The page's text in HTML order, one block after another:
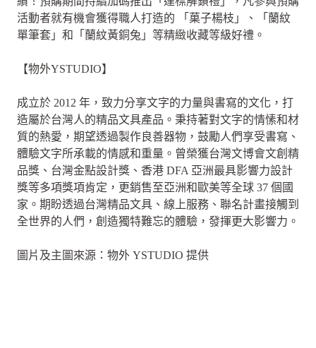
活動者就有機會獲得職人打造的 「菓子楊枝」、「蘭紋
單筆套」和「蘭紋黃銅兔」等精緻收藏等級好禮。
【物外YSTUDIO】
成立於 2012 年，致力分享文字的力量與書寫的文化，打
造屬於台灣人的精品文具產品。秉持著對文字的情愫和材
質的熱愛，期望透過製作良善器物，鼓勵人們享受書寫、
體驗文字所承載的情感和重量。曾榮獲台灣文博會文創精
品獎、台灣金點設計獎、香港 DFA 亞洲最具影響力設計
獎等多項獎項肯定，更銷售至亞洲和歐美等全球 37 個國
家。期盼透過台灣精品文具、線上服務、聯名計畫接觸到
全世界的人們，創造獨特難忘的體驗，發揮更大影響力。
圖片及主圖來源：物外 YSTUDIO 提供